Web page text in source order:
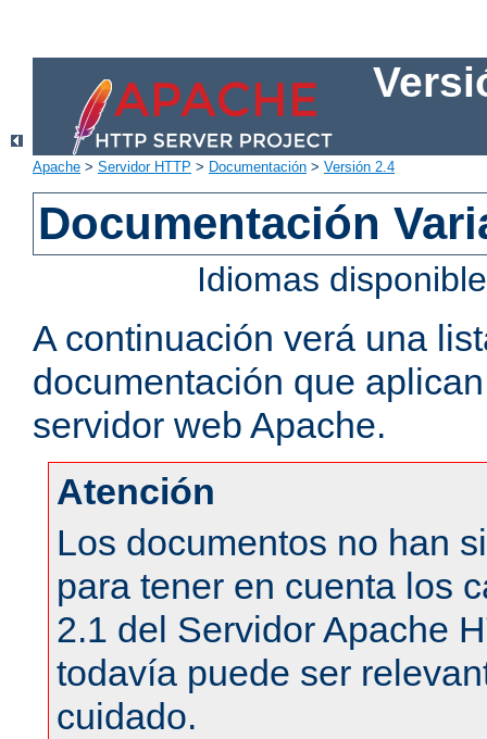
Apache > Servidor HTTP > Documentación > Versión 2.4
Documentación
Idiomas
A continuación verá una
documentación que
servidor web Apache.
Atención
Los documentos no han
para tener en cuenta los
2.1 del Servidor Apache
todavía puede ser
cuidado.